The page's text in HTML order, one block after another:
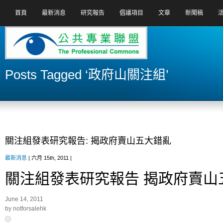
首頁 最新消息 研究報告 倡議項目 文章 新聞稿
Posts Tagged ‘政府山關注組’
關注組發表研究報告: 揭政府賣山五大錯亂
最新消息 | 六月 15th, 2011 |
關注組發表研究報告 揭政府賣山
June 14, 2011
by notforsalehk